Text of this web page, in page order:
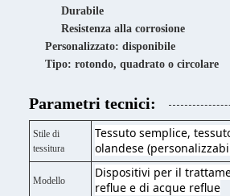
Durabile
Resistenza alla corrosione
Personalizzato: disponibile
Tipo: rotondo, quadrato o circolare
Parametri tecnici:
Stile di
tessitura
Tessuto semplice,
olandese
Modello
Dispositivi per il
reflue e di acque reflue